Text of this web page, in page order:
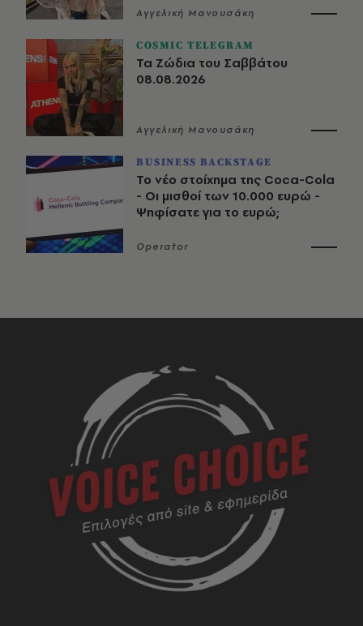
Αγγελική Μανουσάκη
COSMIC TELEGRAM
Τα Ζώδια του Σαββάτου
08.08.2026
Αγγελική Μανουσάκη
BUSINESS BACKSTAGE
Το νέο στοίχημα της Coca-Cola
- Οι μισθοί των 10.000 ευρώ -
Ψηφίσατε για το ευρώ;
Operator